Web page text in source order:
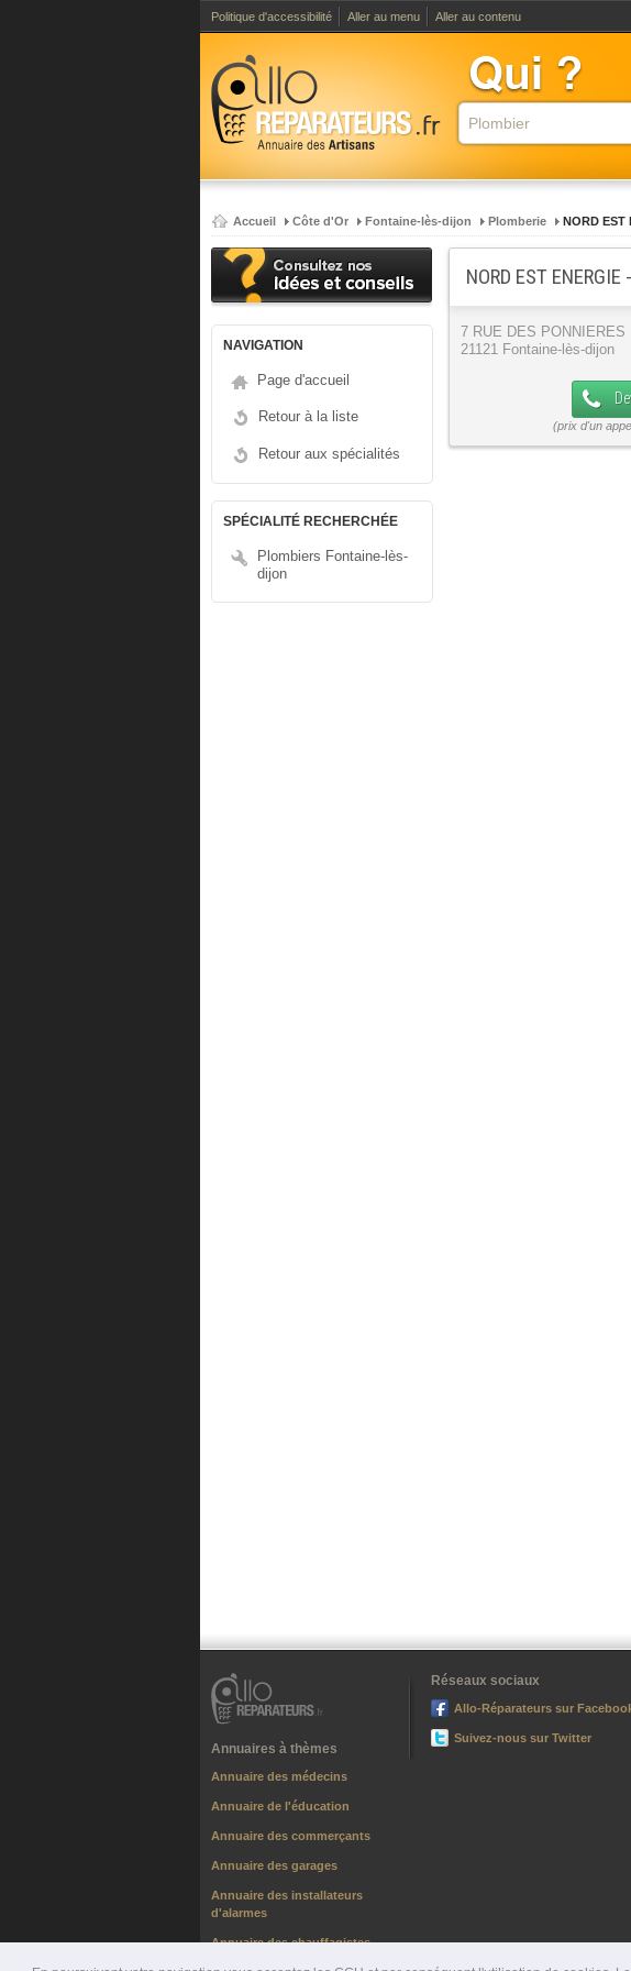
Politique d'accessibilité Aller au menu Aller au contenu
Accueil Côte d'Or Fontaine-lès-dijon Plomberie NORD EST
NAVIGATION
Page d'accueil
Retour à la liste
Retour aux spécialités
SPÉCIALITÉ RECHERCHÉE
Plombiers Fontaine-lès-
dijon
NORD EST ENERGIE
7 RUE DES PONNIERES
21121 Fontaine-lès-dijon
Annuaires à thèmes
Annuaire des médecins
Annuaire de l'éducation
Annuaire des commerçants
Annuaire des garages
Annuaire des installateurs
d'alarmes
Annuaire des chauffagistes
Réseaux sociaux
Allo-Réparateurs sur
Suivez-nous sur Twitter